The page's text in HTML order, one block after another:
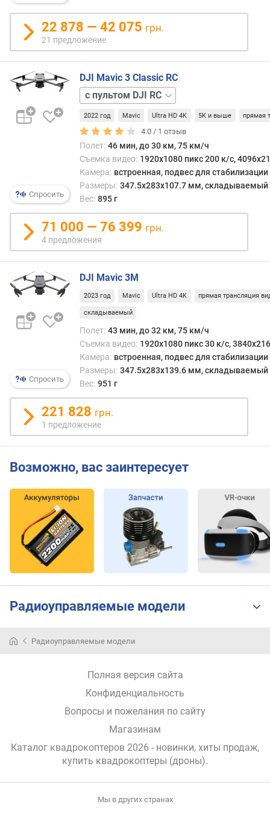
е
р
ы
а
л
ь
л
т
а
(
м
)
с
.
в
р
е
м
п
о
л
т
а
(
и
н
)
о
ь
22 878 — 42 075 грн.
21 предложение
Спросить
DJI Mavic 3 Classic RC
без
пультас
пультом
RC-
N1
2022 год Mavic Ultra HD 4K 5K и выше прямая
4.0 / 1 отзыв
Полет: 46 мин, до 30 км, 75 км/ч
Съемка видео: 1920x1080 пикс 200 к/с,
Камера: встроенная, подвес для стабилизации
Размеры: 347.5x283x107.7 мм, складываемый
Вес: 895 г
71 000 — 76 399 грн.
4 предложения
Спросить
DJI Mavic 3M
2023 год Mavic Ultra HD 4K прямая трансляция
складываемый
Полет: 43 мин, до 32 км, 75 км/ч
Съемка видео: 1920x1080 пикс 30 к/с,
Камера: встроенная, подвес для стабилизации
Размеры: 347.5x283x139.6 мм, складываемый
Вес: 951 г
221 828 грн.
1 предложение
Возможно, вас заинтересует
Радиоуправляемые модели
Радиоуправляемые модели
Полная версия сайта
Конфиденциальность
Вопросы и пожелания по сайту
Магазинам
Каталог квадрокоптеров 2026 - новинки, хиты продаж,
купить квадрокоптеры (дроны).
Мы в других странах